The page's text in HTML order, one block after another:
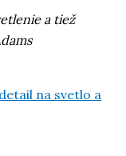
a tiež